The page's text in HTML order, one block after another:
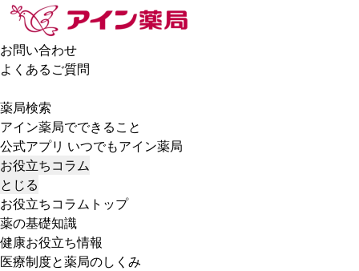
お問い合わせ
よくあるご質問
薬局検索
アイン薬局でできること
公式アプリ いつでもアイン薬局
お役立ちコラム
とじる
お役立ちコラムトップ
薬の基礎知識
健康お役立ち情報
医療制度と薬局のしくみ